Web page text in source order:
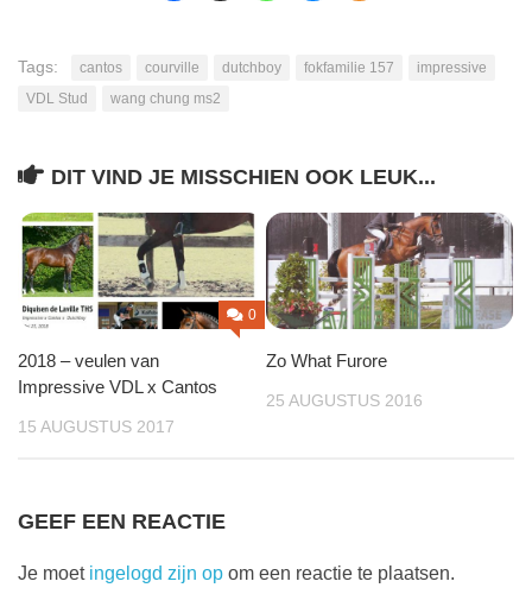
Tags: cantos courville dutchboy fokfamilie 157
impressive
VDL Stud
wang chung ms2
DIT VIND JE MISSCHIEN OOK LEUK...
0
2018 – veulen van
Impressive VDL x Cantos
15 AUGUSTUS 2017
Zo What Furore
25 AUGUSTUS 2016
GEEF EEN REACTIE
Je moet ingelogd zijn op om een reactie te plaatsen.